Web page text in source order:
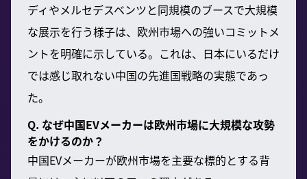
ディやメルセデスベンツと同規模のブースで大規模
な展示を行う様子は、欧州市場への強いコミットメ
ントを明確に示している。これは、日本にいるだけ
では感じ取れない中国の先進国戦略の実態であっ
た。
Q. なぜ中国EVメーカーは欧州市場に大規模な攻勢
をかけるのか？
中国EVメーカーが欧州市場を主要な標的とする背